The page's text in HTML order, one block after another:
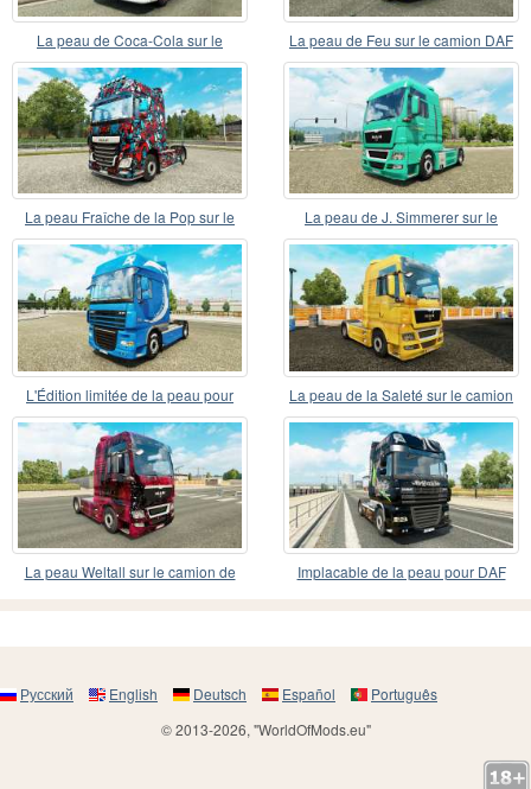
La peau de Coca-Cola sur le
camion DAF
La peau de Feu sur le camion DAF
La peau Fraîche de la Pop sur le
camion DAF
La peau de J. Simmerer sur le
camion de l'HOMME
L'Édition limitée de la peau pour
DAF camion
La peau de la Saleté sur le camion
de l'HOMME
La peau Weltall sur le camion de
Implacable de la peau pour DAF
Русский English Deutsch Español
Português
© 2013-2026, "WorldOfMods.eu"